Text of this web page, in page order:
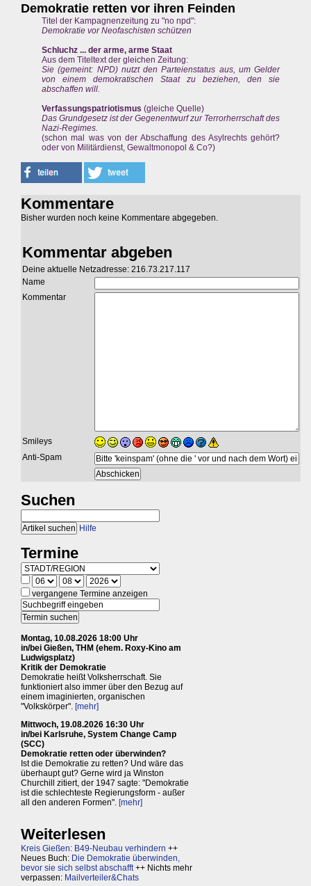
Demokratie retten vor ihren Feinden
Titel der Kampagnenzeitung zu "no npd":
Demokratie vor Neofaschisten schützen
Schluchz ... der arme, arme Staat
Aus dem Titeltext der gleichen Zeitung:
Sie (gemeint: NPD) nutzt den Parteienstatus aus, um Gelder
von einem demokratischen Staat zu beziehen, den sie
abschaffen will.
Verfassungspatriotismus (gleiche Quelle)
Das Grundgesetz ist der Gegenentwurf zur Terrorherrschaft des
Nazi-Regimes.
(schon mal was von der Abschaffung des Asylrechts gehört?
oder von Militärdienst, Gewaltmonopol & Co?)
Kommentare
Bisher wurden noch keine Kommentare abgegeben.
Kommentar abgeben
Deine aktuelle Netzadresse: 216.73.217.117
Name
Kommentar
Smileys
Anti-Spam
Suchen
Hilfe
Termine
vergangene Termine anzeigen
Montag, 10.08.2026 18:00 Uhr
in/bei Gießen, THM (ehem. Roxy-Kino am
Ludwigsplatz)
Kritik der Demokratie
Demokratie heißt Volksherrschaft. Sie
funktioniert also immer über den Bezug auf
einem imaginierten, organischen
"Volkskörper". [mehr]
Mittwoch, 19.08.2026 16:30 Uhr
in/bei Karlsruhe, System Change Camp
(SCC)
Demokratie retten oder überwinden?
Ist die Demokratie zu retten? Und wäre das
überhaupt gut? Gerne wird ja Winston
Churchill zitiert, der 1947 sagte: "Demokratie
ist die schlechteste Regierungsform - außer
all den anderen Formen". [mehr]
Weiterlesen
Kreis Gießen: B49-Neubau verhindern ++
Neues Buch: Die Demokratie überwinden,
bevor sie sich selbst abschafft++ Nichts mehr
verpassen: Mailverteiler&Chats